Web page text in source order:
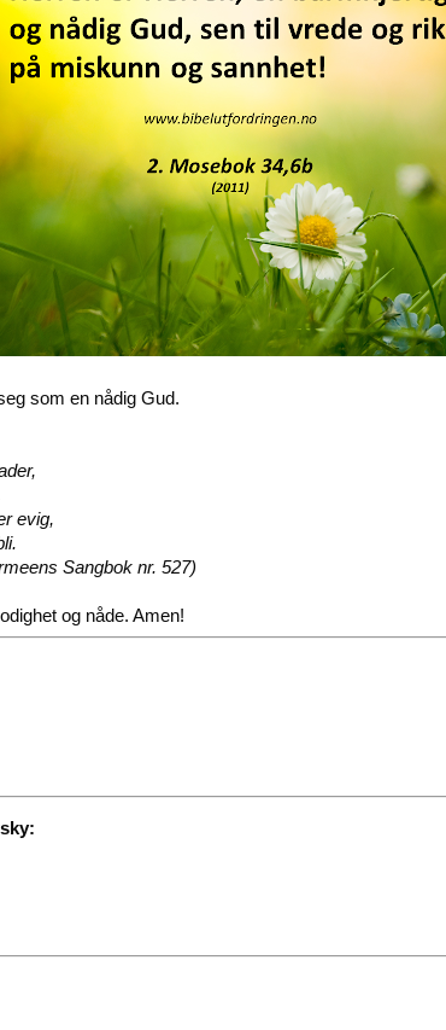
som en nådig Gud.
evig,
Sangbok nr. 527)
og nåde. Amen!